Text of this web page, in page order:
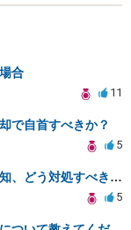
合
11
で自首すべきか？
5
口座売却後に法律事務所からの返済通知、どう対処すべきか？
5